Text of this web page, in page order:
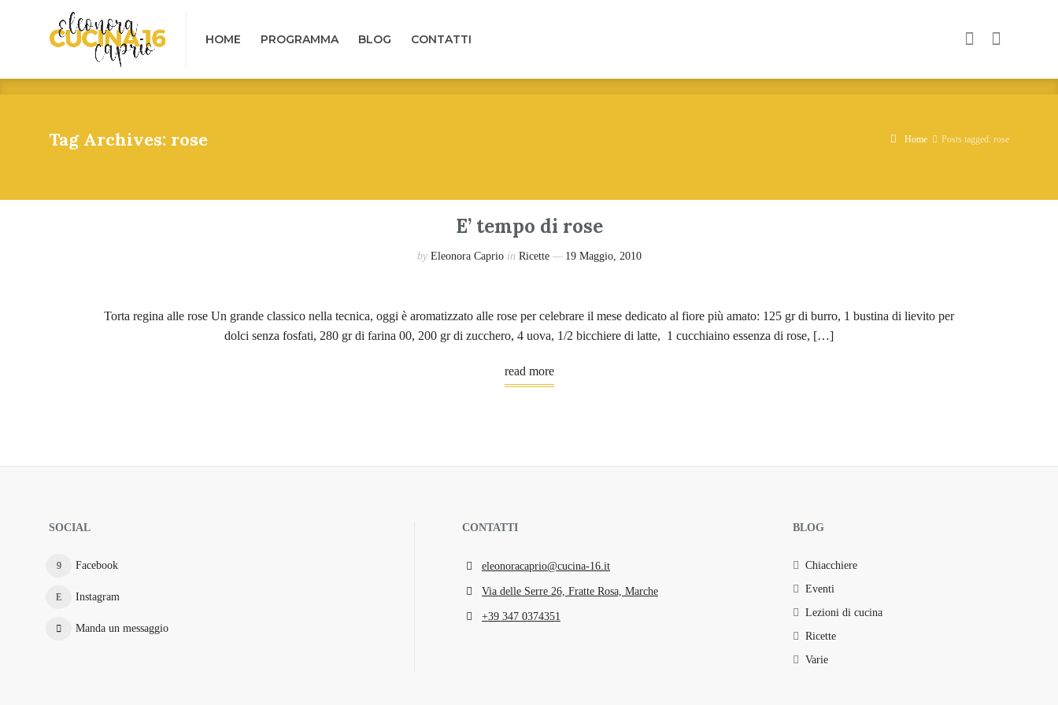
HOME PROGRAMMA BLOG CONTATTI
Tag Archives: rose Home Posts tagged: rose
E’ tempo di rose
by Eleonora Caprio in Ricette 19 Maggio, 2010
Torta regina alle rose Un grande classico nella tecnica, oggi è aromatizzato alle rose per celebrare il mese dedicato al fiore più amato: 125 gr di burro, 1 bustina di lievito per
dolci senza fosfati, 280 gr di farina 00, 200 gr di zucchero, 4 uova, 1/2 bicchiere di latte, 1 cucchiaino essenza di rose, […]
read more
SOCIAL
Facebook
Instagram
Manda un messaggio
CONTATTI
eleonoracaprio@cucina-16.it
Via delle Serre 26, Fratte Rosa, Marche
+39 347 0374351
BLOG
Chiacchiere
Eventi
Lezioni di cucina
Ricette
Varie